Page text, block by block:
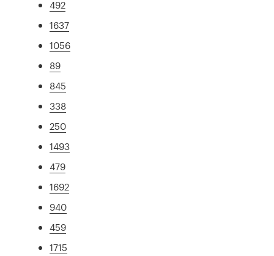
492
1637
1056
89
845
338
250
1493
479
1692
940
459
1715